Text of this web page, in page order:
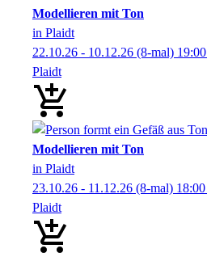
Modellieren mit Ton
in Plaidt
22.10.26 - 10.12.26 (8-mal) 19:00
Plaidt
Modellieren mit Ton
in Plaidt
23.10.26 - 11.12.26 (8-mal) 18:00
Plaidt